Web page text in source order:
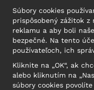
Narva
Súbory cookies
prispôsobený zážitok z
reklamu a aby boli
bezpečné. Na tento
používateľoch, ich
Kliknite na „OK“, ak
alebo kliknutím na
súbory cookies